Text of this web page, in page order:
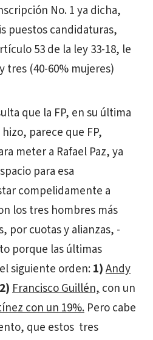
No. 1 ya dicha,
puestos candidaturas,
53 de la ley 33-18, le
(40-60% mujeres)
que la FP, en su última
parece que FP,
meter a Rafael Paz, ya
para esa
compelidamente a
los tres hombres más
por cuotas y alianzas, -
porque las últimas
siguiente orden:1)Andy
2)Francisco Guillén,con un
con un 19%. Pero cabe
que estos tres